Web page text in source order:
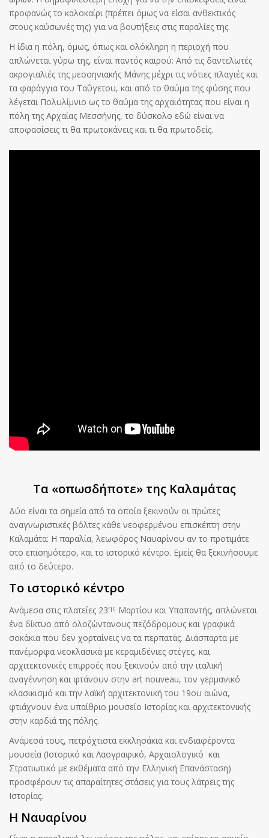
προφανώς το καλοκαίρι (πρέπει όμως να είσαι ανθεκτικός
στους καύσωνές της) για να βουτήξεις στις παραλίες της.
Η ίδια η πόλη, όμως, όπως και ολόκληρη η περιοχή που
απλώνεται γύρω της, είναι παντός καιρού: Από τις δαντελωτές
ακρογιαλιές της μεσσηνιακής Μάνης μέχρι τις νότιες πλαγιές και
τα φαράγγια του Ταΰγετου, και από το θαύμα της φύσης που
λέγεται Πολυλίμνιο ως το θαύμα της αρχαιότητας που είναι η
πόλη της Αρχαίας Μεσσήνης, το δύσκολο εδώ είναι να
αποφασίσεις τι θα πρωτοκάνεις και τι θα πρωτοδείς.
Τα «οπωσδήποτε» της Καλαμάτας
Δύο είναι τα σημεία από τα οποία ξεκινούν οι πρώτες
αναγνωριστικές βόλτες κάθε νεοφερμένου επισκέπτη στην
Καλαμάτα: Η παραλία, λεωφόρος Ναυαρίνου αν το προτιμάτε
στο επισημότερο, και το ιστορικό κέντρο. Εμείς θα ξεκινήσουμε
από το δεύτερο.
Το ιστορικό κέντρο
Ανάμεσα στις πλατείες 23ης Μαρτίου και Υπαπαντής, απλώνεται
ένα δίκτυο από ολοζώντανους πεζόδρομους και γραφικά
σοκάκια που δεν χορταίνεις να τα περπατάς. Διάσπαρτα με
πανέμορφα νεοκλασικά με κεραμιδένιες στέγες, και
αρχιτεκτονικές επιρροές που ξεκινούν από την ιταλική
αναγέννηση και φτάνουν στην art nouveau, τον γερμανικό
κλασικισμό και την λαϊκή αρχιτεκτονική του 19ου αιώνα,
φτιάχνουν ένα υπαίθριο μουσείο Ιστορίας και αρχιτεκτονικής
στην καρδιά της πόλης.
Ανάμεσά τους, πετρόχτιστα εκκλησάκια και ενδιαφέροντα
μουσεία (Ιστορικό και Λαογραφικό, Αρχαιολογικό και
Στρατιωτικό με εκθέματα από την Ελληνική Επανάσταση)
προσφέρουν τις απαραίτητες στάσεις για τους λάτρεις της
Ιστορίας.
Η Ναυαρίνου